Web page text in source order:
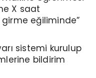
X saat
eğiliminde”
sistemi kurulup
bildirim